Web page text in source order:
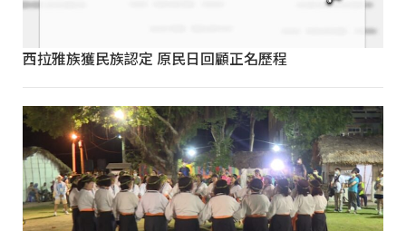
西拉雅族獲民族認定 原民日回顧正名歷程